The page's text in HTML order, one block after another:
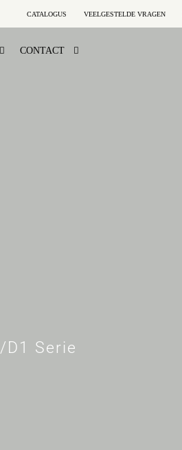
CATALOGUS VEELGESTELDE VRAGEN
CONTACT
Serie